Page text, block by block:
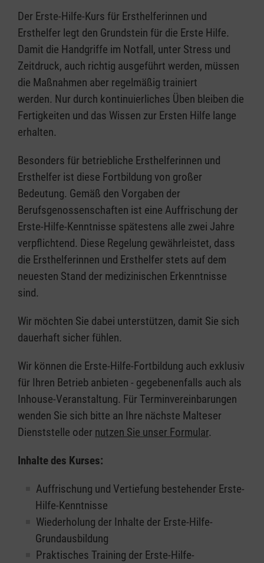
Der Erste-Hilfe-Kurs für Ersthelferinnen und
Ersthelfer legt den Grundstein für die Erste Hilfe.
Damit die Handgriffe im Notfall, unter Stress und
Zeitdruck, auch richtig ausgeführt werden, müssen
die Maßnahmen aber regelmäßig trainiert
werden. Nur durch kontinuierliches Üben bleiben die
Fertigkeiten und das Wissen zur Ersten Hilfe lange
erhalten.
Besonders für betriebliche Ersthelferinnen und
Ersthelfer ist diese Fortbildung von großer
Bedeutung. Gemäß den Vorgaben der
Berufsgenossenschaften ist eine Auffrischung der
Erste-Hilfe-Kenntnisse spätestens alle zwei Jahre
verpflichtend. Diese Regelung gewährleistet, dass
die Ersthelferinnen und Ersthelfer stets auf dem
neuesten Stand der medizinischen Erkenntnisse
sind.
Wir möchten Sie dabei unterstützen, damit Sie sich
dauerhaft sicher fühlen.
Wir können die Erste-Hilfe-Fortbildung auch exklusiv
für Ihren Betrieb anbieten - gegebenenfalls auch als
Inhouse-Veranstaltung. Für Terminvereinbarungen
wenden Sie sich bitte an Ihre nächste Malteser
Dienststelle oder nutzen Sie unser Formular.
Inhalte des Kurses:
Auffrischung und Vertiefung bestehender Erste-
Hilfe-Kenntnisse
Wiederholung der Inhalte der Erste-Hilfe-
Grundausbildung
Praktisches Training der Erste-Hilfe-